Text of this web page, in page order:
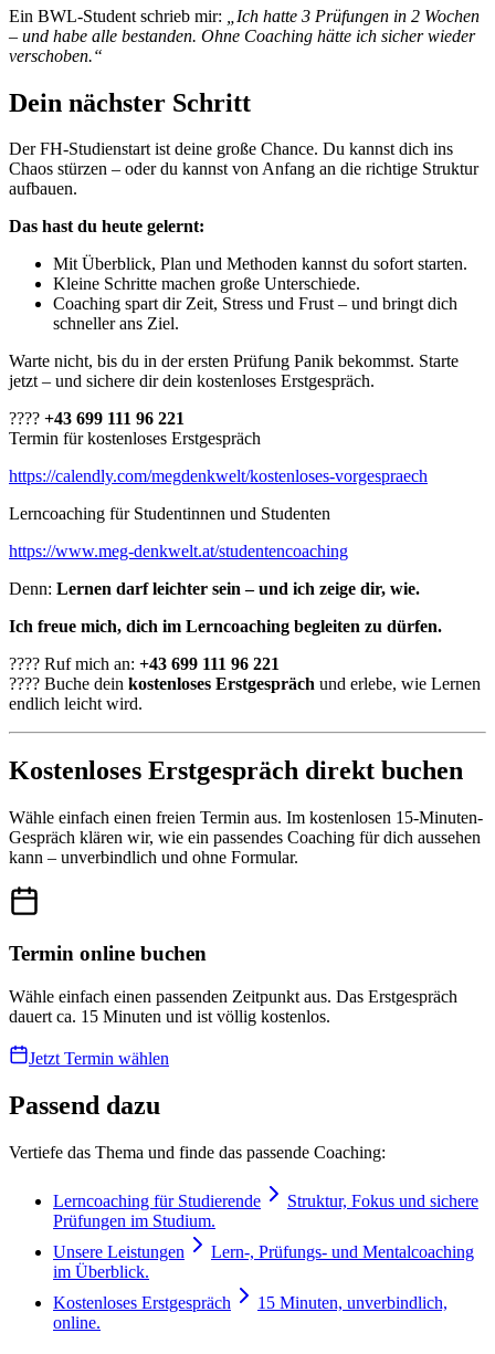
Ein BWL-Student schrieb mir:
„Ich hatte 3 Prüfungen in 2 Wochen
– und habe alle bestanden. Ohne Coaching hätte ich sicher wieder
verschoben.“
Dein nächster Schritt
Der FH-Studienstart ist deine große Chance. Du kannst dich ins
Chaos stürzen – oder du kannst von Anfang an die richtige Struktur
aufbauen.
Das hast du heute gelernt:
Mit Überblick, Plan und Methoden kannst du sofort starten.
Kleine Schritte machen große Unterschiede.
Coaching spart dir Zeit, Stress und Frust – und bringt dich
schneller ans Ziel.
Warte nicht, bis du in der ersten Prüfung Panik bekommst. Starte
jetzt – und sichere dir dein kostenloses Erstgespräch.
???? +43 699 111 96 221
Termin für kostenloses Erstgespräch
https://calendly.com/megdenkwelt/kostenloses-vorgespraech
Lerncoaching für Studentinnen und Studenten
https://www.meg-denkwelt.at/studentencoaching
Denn: Lernen darf leichter sein – und ich zeige dir, wie.
Ich freue mich, dich im Lerncoaching begleiten zu dürfen.
???? Ruf mich an: +43 699 111 96 221
???? Buche dein kostenloses Erstgespräch und erlebe, wie Lernen
endlich leicht wird.
Kostenloses Erstgespräch direkt buchen
Wähle einfach einen freien Termin aus. Im kostenlosen 15-Minuten-
Gespräch klären wir, wie ein passendes Coaching für dich aussehen
kann – unverbindlich und ohne Formular.
Termin online buchen
Wähle einfach einen passenden Zeitpunkt aus. Das Erstgespräch
dauert ca. 15 Minuten und ist völlig kostenlos.
Jetzt Termin wählen
Passend dazu
Vertiefe das Thema und finde das passende Coaching:
Lerncoaching für Studierende
Struktur, Fokus und sichere
Prüfungen im Studium.
Unsere Leistungen
Lern-, Prüfungs- und Mentalcoaching
im Überblick.
Kostenloses Erstgespräch
15 Minuten, unverbindlich,
online.